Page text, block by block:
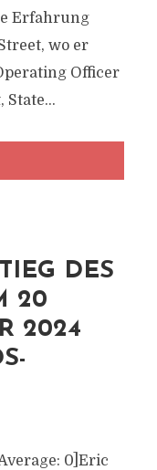
Erfahrung
wo er
Officer
State...
DES
20
2024
0]Eric